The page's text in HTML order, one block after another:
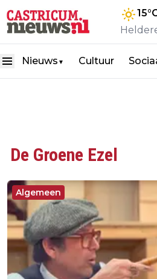
15
Nieuws ▼ Cultuur
De Groene Ezel
Algemeen